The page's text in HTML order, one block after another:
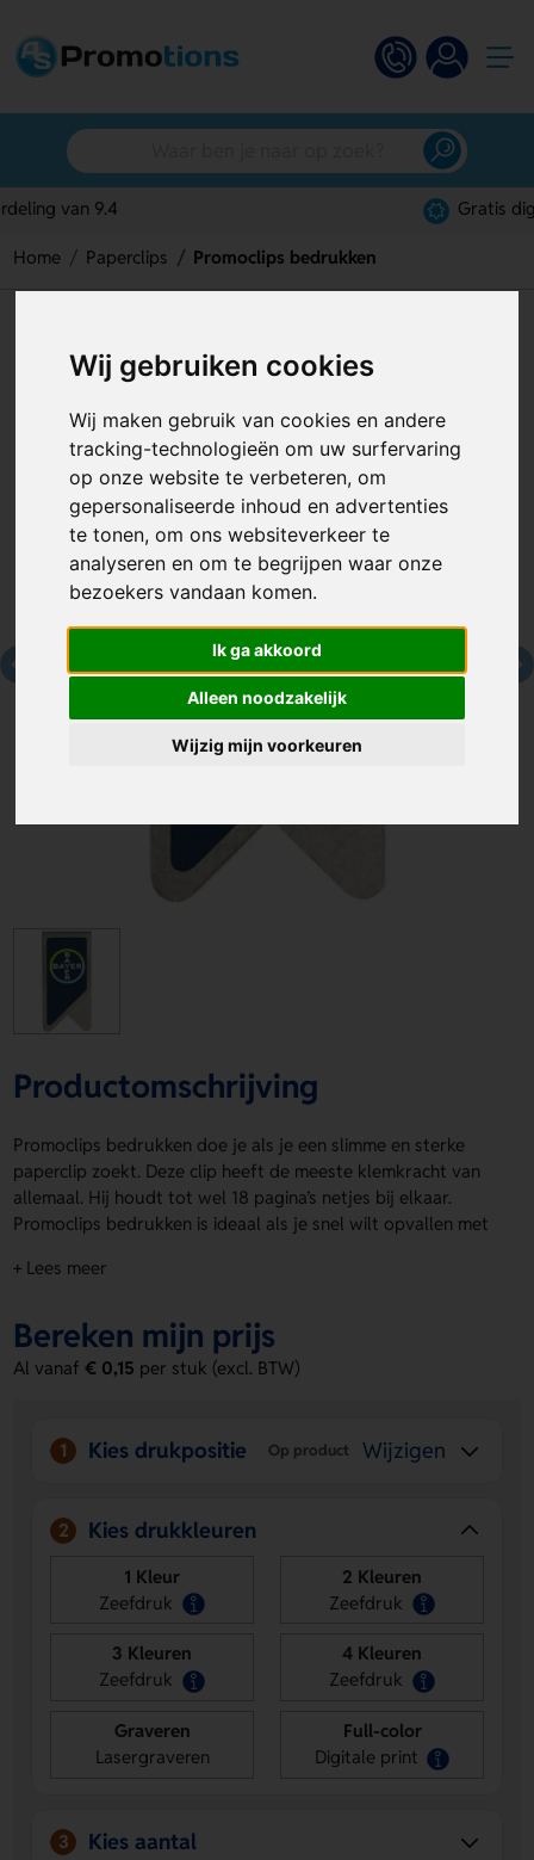
Wij gebruiken cookies
Wij maken gebruik van cookies en andere
tracking-technologieën om uw surfervaring
op onze website te verbeteren, om
gepersonaliseerde inhoud en advertenties
te tonen, om ons websiteverkeer te
analyseren en om te begrijpen waar onze
bezoekers vandaan komen.
Ik ga akkoord
Alleen noodzakelijk
Wijzig mijn voorkeuren
Home Paperclips Promoclips bedrukken
Artikelnummer:125900
Productomschrijving
Promoclips bedrukken doe je als je een slimme en sterke
paperclip zoekt. Deze clip heeft de meeste klemkracht van
allemaal. Hij houdt tot wel 18 pagina’s netjes bij elkaar.
Promoclips bedrukken is ideaal als je snel wilt opvallen met
drukposities voor een strakke bedrukking. Handig voor
Voordelen van de Promoclips
bedrukken
elkaar.
Ruimte voor jouw ontwerp
- Laat een logo, naam of
Praktisch en opvallend- Een klein item dat vaak
gebruikt wordt en jouw merk steeds opnieuw laat zien.
+ Lees meer
Bereken mijn prijs
Al vanaf€ 0,15 per stuk (excl. BTW)
1 Kies drukpositie Op product Wijzigen
2 Kies drukkleuren
1 Kleur
Zeefdruk
2 Kleuren
Zeefdruk
3 Kleuren
Zeefdruk
4 Kleuren
Zeefdruk
Graveren
Lasergraveren
Full-color
Digitale print
3 Kies aantal